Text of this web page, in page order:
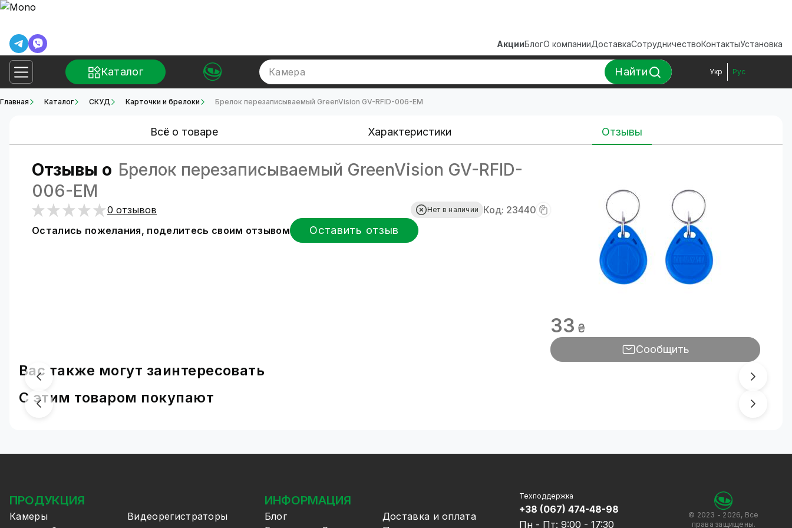
АкцииБлогО компанииДоставкаСотрудничествоКонтактыУстановка
Каталог Камера Найти Укр Рус
Главная Каталог СКУД Карточки и брелоки Брелок перезаписываемый GreenVision GV-RFID-006-EM
Всё о товаре Характеристики Отзывы
Отзывы о Брелок перезаписываемый GreenVision GV-RFID-
006-EM
0 отзывов Нет в наличии
Код: 23440
Остались пожелания, поделитесь своим отзывом
Оставить отзыв
33 ₴
Сообщить
Вас также могут заинтересовать
С этим товаром покупают
ПРОДУКЦИЯ
Камеры
Видеорегистраторы
ИНФОРМАЦИЯ
Блог
Доставка и оплата
Техподдержка
+38 (067) 474-48-98
Пн - Пт: 9:00 - 17:30
© 2023 - 2026, Все
права защищены.